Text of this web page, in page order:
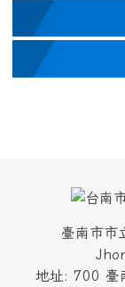
頁尾區域
臺南市市
地址: 700 臺